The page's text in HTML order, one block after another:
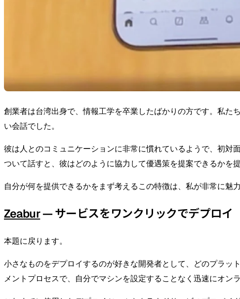
創業者は台湾出身で、情報工学を卒業したばかりの方です。私た
い会話でした。
彼は人とのコミュニケーションに非常に慣れているようで、初対
ついて話すと、彼はどのように協力して優遇策を提案できるかを
自分が何を提供できるかをまず考えるこの特徴は、私が非常に魅
Zeabur— サービスをワンクリックでデプロイ
本題に戻ります。
小さなものをデプロイするのが好きな開発者として、どのプラッ
メントプロセスで、自分でマシンを設定することなく迅速にオン